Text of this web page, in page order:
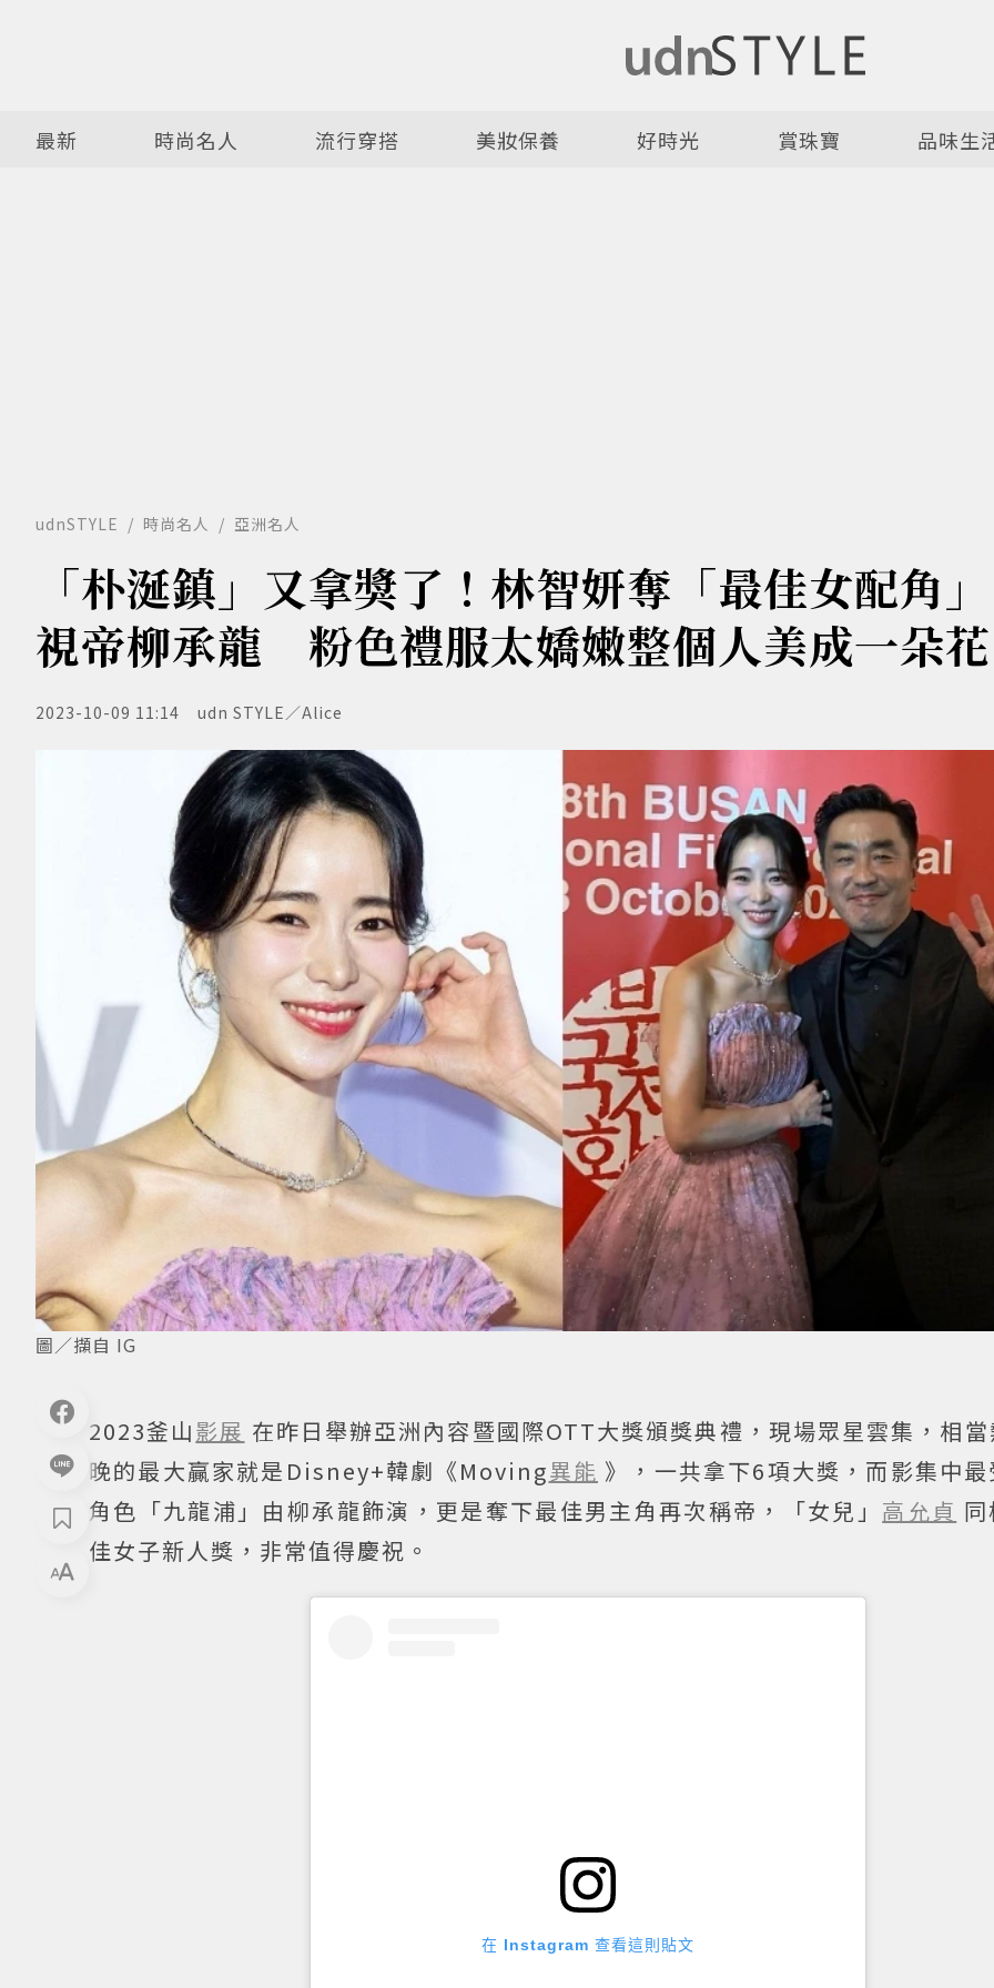
最新 時尚名人 流行穿搭 美妝保養 好時光 賞珠寶 品味生
udnSTYLE 時尚名人 亞洲名人
「朴涎鎮」又拿獎了！林智妍奪「最佳女配角
視帝柳承龍 粉色禮服太嬌嫩整個人美成一朵花
2023-10-09 11:14 udn STYLE／Alice
圖／擷自 IG
2023釜山影展 在昨日舉辦亞洲內容暨國際OTT大獎頒獎典禮，現場眾星雲集，相
晚的最大贏家就是Disney+韓劇《Moving異能 》，一共拿下6項大獎，而影集中
角色「九龍浦」由柳承龍飾演，更是奪下最佳男主角再次稱帝，「女兒」 高允貞
佳女子新人獎，非常值得慶祝。
在 Instagram 查看這則貼文